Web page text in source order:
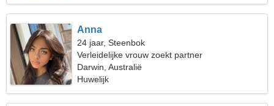
Anna
24 jaar, Steenbok
Verleidelijke vrouw zoekt partner
Darwin, Australië
Huwelijk